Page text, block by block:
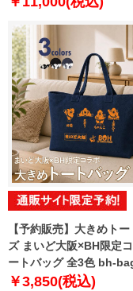
【予約販売】大きめト
ズ まいど大阪×BH限定
ートバッグ 全3色 bh-
sumo999【10月下旬発
￥3,850(税込)